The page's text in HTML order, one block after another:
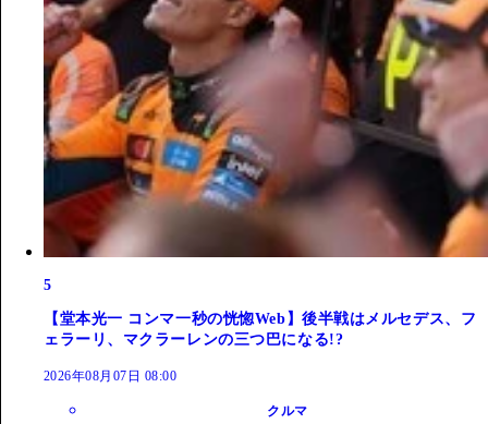
5
【堂本光一 コンマ一秒の恍惚Web】後半戦はメルセデス、フ
ェラーリ、マクラーレンの三つ巴になる!?
2026年08月07日 08:00
クルマ